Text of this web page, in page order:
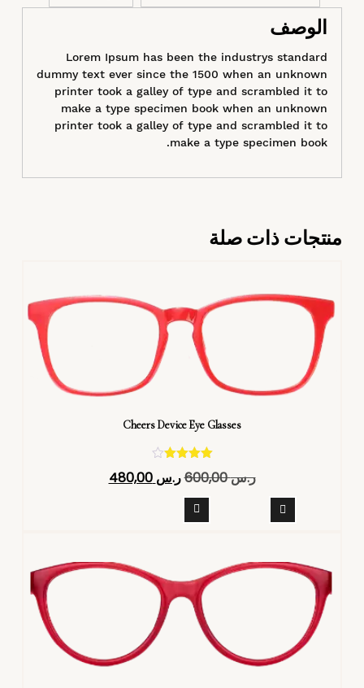
الوصف
Lorem Ipsum has been the industrys standard
dummy text ever since the 1500 when an unknown
printer took a galley of type and scrambled it to
make a type specimen book when an unknown
printer took a galley of type and scrambled it to
make a type specimen book.
منتجات ذات صلة
Cheers Device Eye Glasses
4.40
ر.س600,00 ر.س 480,00